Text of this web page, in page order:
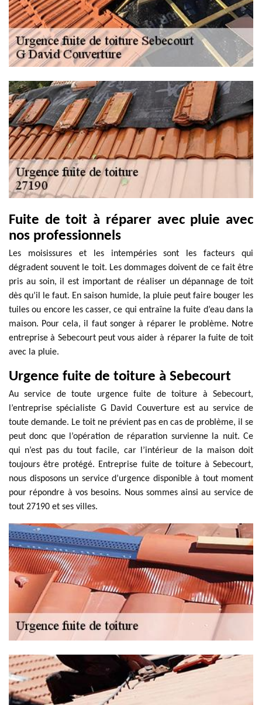
Fuite de toit à réparer avec pluie avec
nos professionnels
Les moisissures et les intempéries sont les facteurs qui
dégradent souvent le toit. Les dommages doivent de ce fait être
pris au soin, il est important de réaliser un dépannage de toit
dès qu’il le faut. En saison humide, la pluie peut faire bouger les
tuiles ou encore les casser, ce qui entraîne la fuite d’eau dans la
maison. Pour cela, il faut songer à réparer le problème. Notre
entreprise à Sebecourt peut vous aider à réparer la fuite de toit
avec la pluie.
Urgence fuite de toiture à Sebecourt
Au service de toute urgence fuite de toiture à Sebecourt,
l’entreprise spécialiste G David Couverture est au service de
toute demande. Le toit ne prévient pas en cas de problème, il se
peut donc que l’opération de réparation survienne la nuit. Ce
qui n’est pas du tout facile, car l’intérieur de la maison doit
toujours être protégé. Entreprise fuite de toiture à Sebecourt,
nous disposons un service d’urgence disponible à tout moment
pour répondre à vos besoins. Nous sommes ainsi au service de
tout 27190 et ses villes.